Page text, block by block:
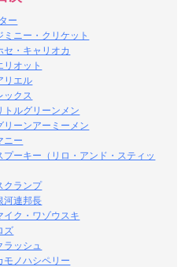
ー
ニー・クリケット
・キャリオカ
オット
リエル
クス
ルグリーンメン
ーンアーミーメン
ニー
ーキー（リロ・アンド・スティッ
クランプ
河連邦長
ク・ワゾウスキ
ズ
ッシュ
ノハシペリー